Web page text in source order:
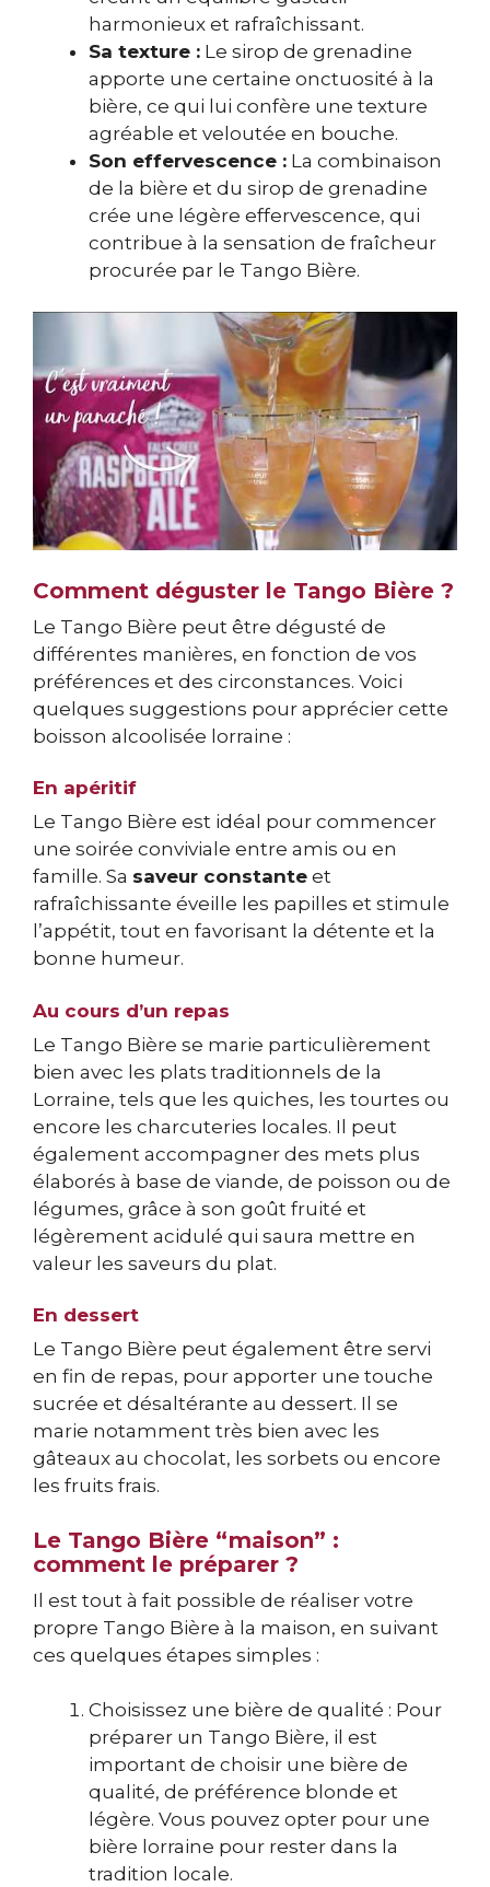
harmonieux et rafraîchissant.
Sa texture : Le sirop de grenadine
apporte une certaine onctuosité à la
bière, ce qui lui confère une texture
agréable et veloutée en bouche.
Son effervescence : La combinaison
de la bière et du sirop de grenadine
crée une légère effervescence, qui
contribue à la sensation de fraîcheur
procurée par le Tango Bière.
Comment déguster le Tango Bière ?
Le Tango Bière peut être dégusté de
différentes manières, en fonction de vos
préférences et des circonstances. Voici
quelques suggestions pour apprécier cette
boisson alcoolisée lorraine :
En apéritif
Le Tango Bière est idéal pour commencer
une soirée conviviale entre amis ou en
famille. Sa saveur constante et
rafraîchissante éveille les papilles et stimule
l’appétit, tout en favorisant la détente et la
bonne humeur.
Au cours d’un repas
Le Tango Bière se marie particulièrement
bien avec les plats traditionnels de la
Lorraine, tels que les quiches, les tourtes ou
encore les charcuteries locales. Il peut
également accompagner des mets plus
élaborés à base de viande, de poisson ou de
légumes, grâce à son goût fruité et
légèrement acidulé qui saura mettre en
valeur les saveurs du plat.
En dessert
Le Tango Bière peut également être servi
en fin de repas, pour apporter une touche
sucrée et désaltérante au dessert. Il se
marie notamment très bien avec les
gâteaux au chocolat, les sorbets ou encore
les fruits frais.
Le Tango Bière “maison” :
comment le préparer ?
Il est tout à fait possible de réaliser votre
propre Tango Bière à la maison, en suivant
ces quelques étapes simples :
Choisissez une bière de qualité : Pour
préparer un Tango Bière, il est
important de choisir une bière de
qualité, de préférence blonde et
légère. Vous pouvez opter pour une
bière lorraine pour rester dans la
tradition locale.